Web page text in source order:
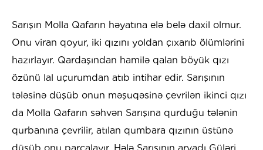
Sarışın Molla Qafarın həyatına elə belə daxil olmur.
Onu viran qoyur, iki qızını yoldan çıxarıb ölümlərini
hazırlayır. Qardaşından hamilə qalan böyük qızı
özünü lal uçurumdan atıb intihar edir. Sarışının
tələsinə düşüb onun məşuqəsinə çevrilən ikinci qızı
da Molla Qafarın səhvən Sarışına qurduğu tələnin
qurbanına çevrilir, atılan qumbara qızının üstünə